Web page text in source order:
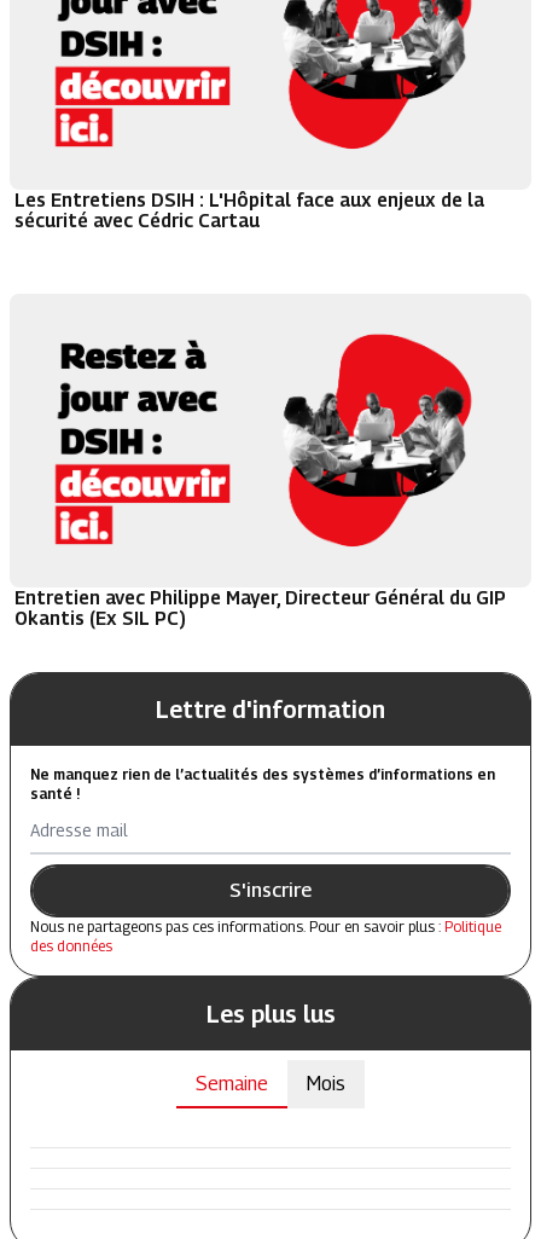
Les Entretiens DSIH : L'Hôpital face aux enjeux de la
sécurité avec Cédric Cartau
Entretien avec Philippe Mayer, Directeur Général du GIP
Okantis (Ex SIL PC)
Lettre d'information
Ne manquez rien de l’actualités des systèmes d’informations en
santé !
Adresse mail
S'inscrire
Nous ne partageons pas ces informations. Pour en savoir plus : Politique
des données
Les plus lus
Semaine Mois